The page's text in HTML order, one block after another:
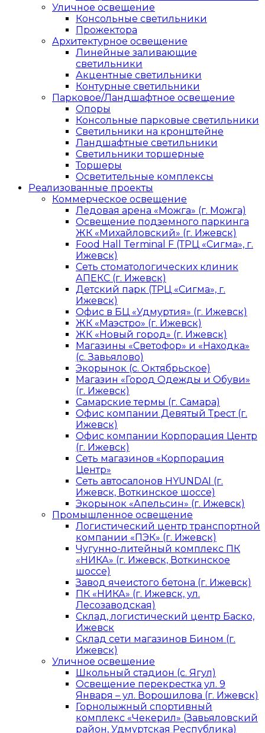
Уличное освещение
Консольные светильники
Прожектора
Архитектурное освещение
Линейные заливающие
светильники
Акцентные светильники
Контурные светильники
Парковое/Ландшафтное освещение
Опоры
Консольные парковые светильники
Светильники на кронштейне
Ландшафтные светильники
Светильники торшерные
Торшеры
Осветительные комплексы
Реализованные проекты
Коммерческое освещение
Ледовая арена «Можга» (г. Можга)
Освещение подземного паркинга
ЖК «Михайловский» (г. Ижевск)
Food Hall Terminal F (ТРЦ «Сигма», г.
Ижевск)
Сеть стоматологических клиник
АПЕКС (г. Ижевск)
Детский парк (ТРЦ «Сигма», г.
Ижевск)
Офис в БЦ «Удмуртия» (г. Ижевск)
ЖК «Маэстро» (г. Ижевск)
ЖК «Новый город» (г. Ижевск)
Магазины «Светофор» и «Находка»
(с. Завьялово)
Экорынок (с. Октябрьское)
Магазин «Город Одежды и Обуви»
(г. Ижевск)
Самарские термы (г. Самара)
Офис компании Девятый Трест (г.
Ижевск)
Офис компании Корпорация Центр
(г. Ижевск)
Сеть магазинов «Корпорация
Центр»
Сеть автосалонов HYUNDAI (г.
Ижевск, Воткинское шоссе)
Экорынок «Апельсин» (г. Ижевск)
Промышленное освещение
Логистический центр транспортной
компании «ПЭК» (г. Ижевск)
Чугунно-литейный комплекс ПК
«НИКА» (г. Ижевск, Воткинское
шоссе)
Завод ячеистого бетона (г. Ижевск)
ПК «НИКА» (г. Ижевск, ул.
Лесозаводская)
Склад, логистический центр Баско,
Ижевск
Склад сети магазинов Бином (г.
Ижевск)
Уличное освещение
Школьный стадион (с. Ягул)
Освещение перекрестка ул. 9
Января – ул. Ворошилова (г. Ижевск)
Горнолыжный спортивный
комплекс «Чекерил» (Завьяловский
район, Удмуртская Республика)